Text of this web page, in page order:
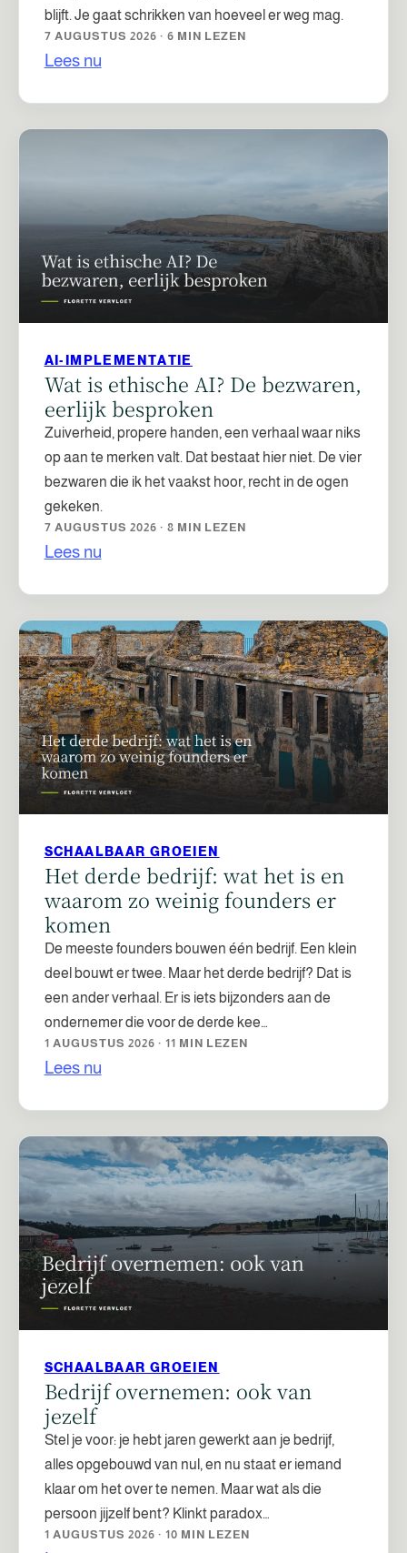
blijft. Je gaat schrikken van hoeveel er weg mag.
7 AUGUSTUS 2026 · 6 MIN LEZEN
Lees nu
AI-IMPLEMENTATIE
Wat is ethische AI? De bezwaren,
eerlijk besproken
Zuiverheid, propere handen, een verhaal waar niks
op aan te merken valt. Dat bestaat hier niet. De vier
bezwaren die ik het vaakst hoor, recht in de ogen
gekeken.
7 AUGUSTUS 2026 · 8 MIN LEZEN
Lees nu
SCHAALBAAR GROEIEN
Het derde bedrijf: wat het is en
waarom zo weinig founders er
komen
De meeste founders bouwen één bedrijf. Een klein
deel bouwt er twee. Maar het derde bedrijf? Dat is
een ander verhaal. Er is iets bijzonders aan de
ondernemer die voor de derde kee…
1 AUGUSTUS 2026 · 11 MIN LEZEN
Lees nu
SCHAALBAAR GROEIEN
Bedrijf overnemen: ook van
jezelf
Stel je voor: je hebt jaren gewerkt aan je bedrijf,
alles opgebouwd van nul, en nu staat er iemand
klaar om het over te nemen. Maar wat als die
persoon jijzelf bent? Klinkt paradox…
1 AUGUSTUS 2026 · 10 MIN LEZEN